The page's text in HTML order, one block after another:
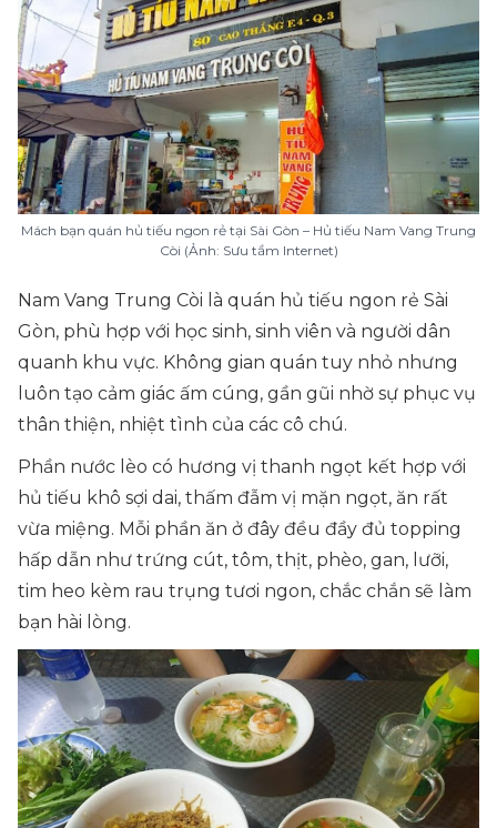
Mách bạn quán hủ tiếu ngon rẻ tại Sài Gòn – Hủ tiếu Nam Vang Trung
Còi (Ảnh: Sưu tầm Internet)
Nam Vang Trung Còi là quán hủ tiếu ngon rẻ Sài
Gòn, phù hợp với học sinh, sinh viên và người dân
quanh khu vực. Không gian quán tuy nhỏ nhưng
luôn tạo cảm giác ấm cúng, gần gũi nhờ sự phục vụ
thân thiện, nhiệt tình của các cô chú.
Phần nước lèo có hương vị thanh ngọt kết hợp với
hủ tiếu khô sợi dai, thấm đẫm vị mặn ngọt, ăn rất
vừa miệng. Mỗi phần ăn ở đây đều đầy đủ topping
hấp dẫn như trứng cút, tôm, thịt, phèo, gan, lưỡi,
tim heo kèm rau trụng tươi ngon, chắc chắn sẽ làm
bạn hài lòng.